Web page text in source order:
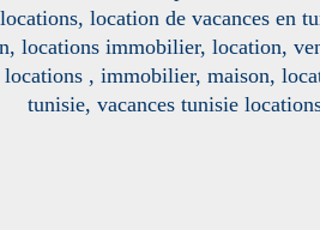
location de vacances en
locations immobilier, location,
, immobilier, maison,
tunisie, vacances tunisie